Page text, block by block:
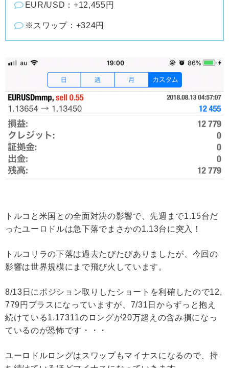
EUR/USD：+12,455円
※スワップ：+324円
トルコと米国との全面対決の影響で、先週まで1.15台だ
ったユーロドルは急下落でまさかの1.13台に突入！
トルコリラの下落は過去たびたびありましたが、今回の
影響は世界規模にまで飛び火しています。
8/13日にポジション取りしたショートを利確したので12,
779円プラスになっていますが、7/31日からずっと抱え
続けている1.17311のロングが20万超えの含み損になっ
ているのが恐怖です・・・
ユーロドルロングはスワップもマイナスになるので、持